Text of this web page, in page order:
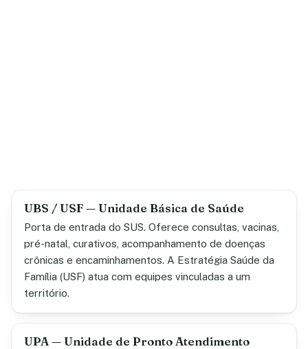
UBS / USF — Unidade Básica de Saúde
Porta de entrada do SUS. Oferece consultas, vacinas,
pré-natal, curativos, acompanhamento de doenças
crônicas e encaminhamentos. A Estratégia Saúde da
Família (USF) atua com equipes vinculadas a um
território.
UPA — Unidade de Pronto Atendimento